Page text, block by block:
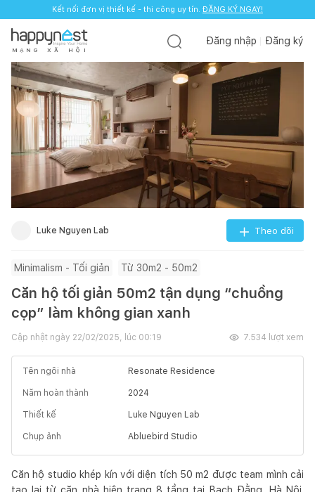
Kết nối đơn vị thiết kế - thi công uy tín. ĐĂNG KÝ NGAY!
M Ạ N G X Ã H Ộ I
Đăng nhập Đăng ký
Luke Nguyen Lab Theo dõi
Minimalism - Tối giản Từ 30m2 - 50m2
Căn hộ tối giản 50m2 tận dụng “chuồng
cọp” làm không gian xanh
Cập nhật ngày 22/02/2025, lúc 00:19 7.534 lượt xem
Tên ngôi nhà Resonate Residence
Năm hoàn thành 2024
Thiết kế Luke Nguyen Lab
Chụp ảnh Abluebird Studio
Căn hộ studio khép kín với diện tích 50 m2 được team mình cải